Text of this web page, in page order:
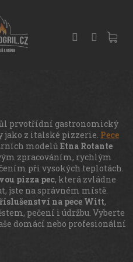
prvotřídní gastronomický
jako z italské pizzerie. Pece
modelů Etna Rotante
zpracováním, rychlým
při vysokých teplotách.
pizza pec, která zvládne
jste na správném místě.
na pece Witt,
pečení i údržbu. Vyberte
domácí nebo profesionální